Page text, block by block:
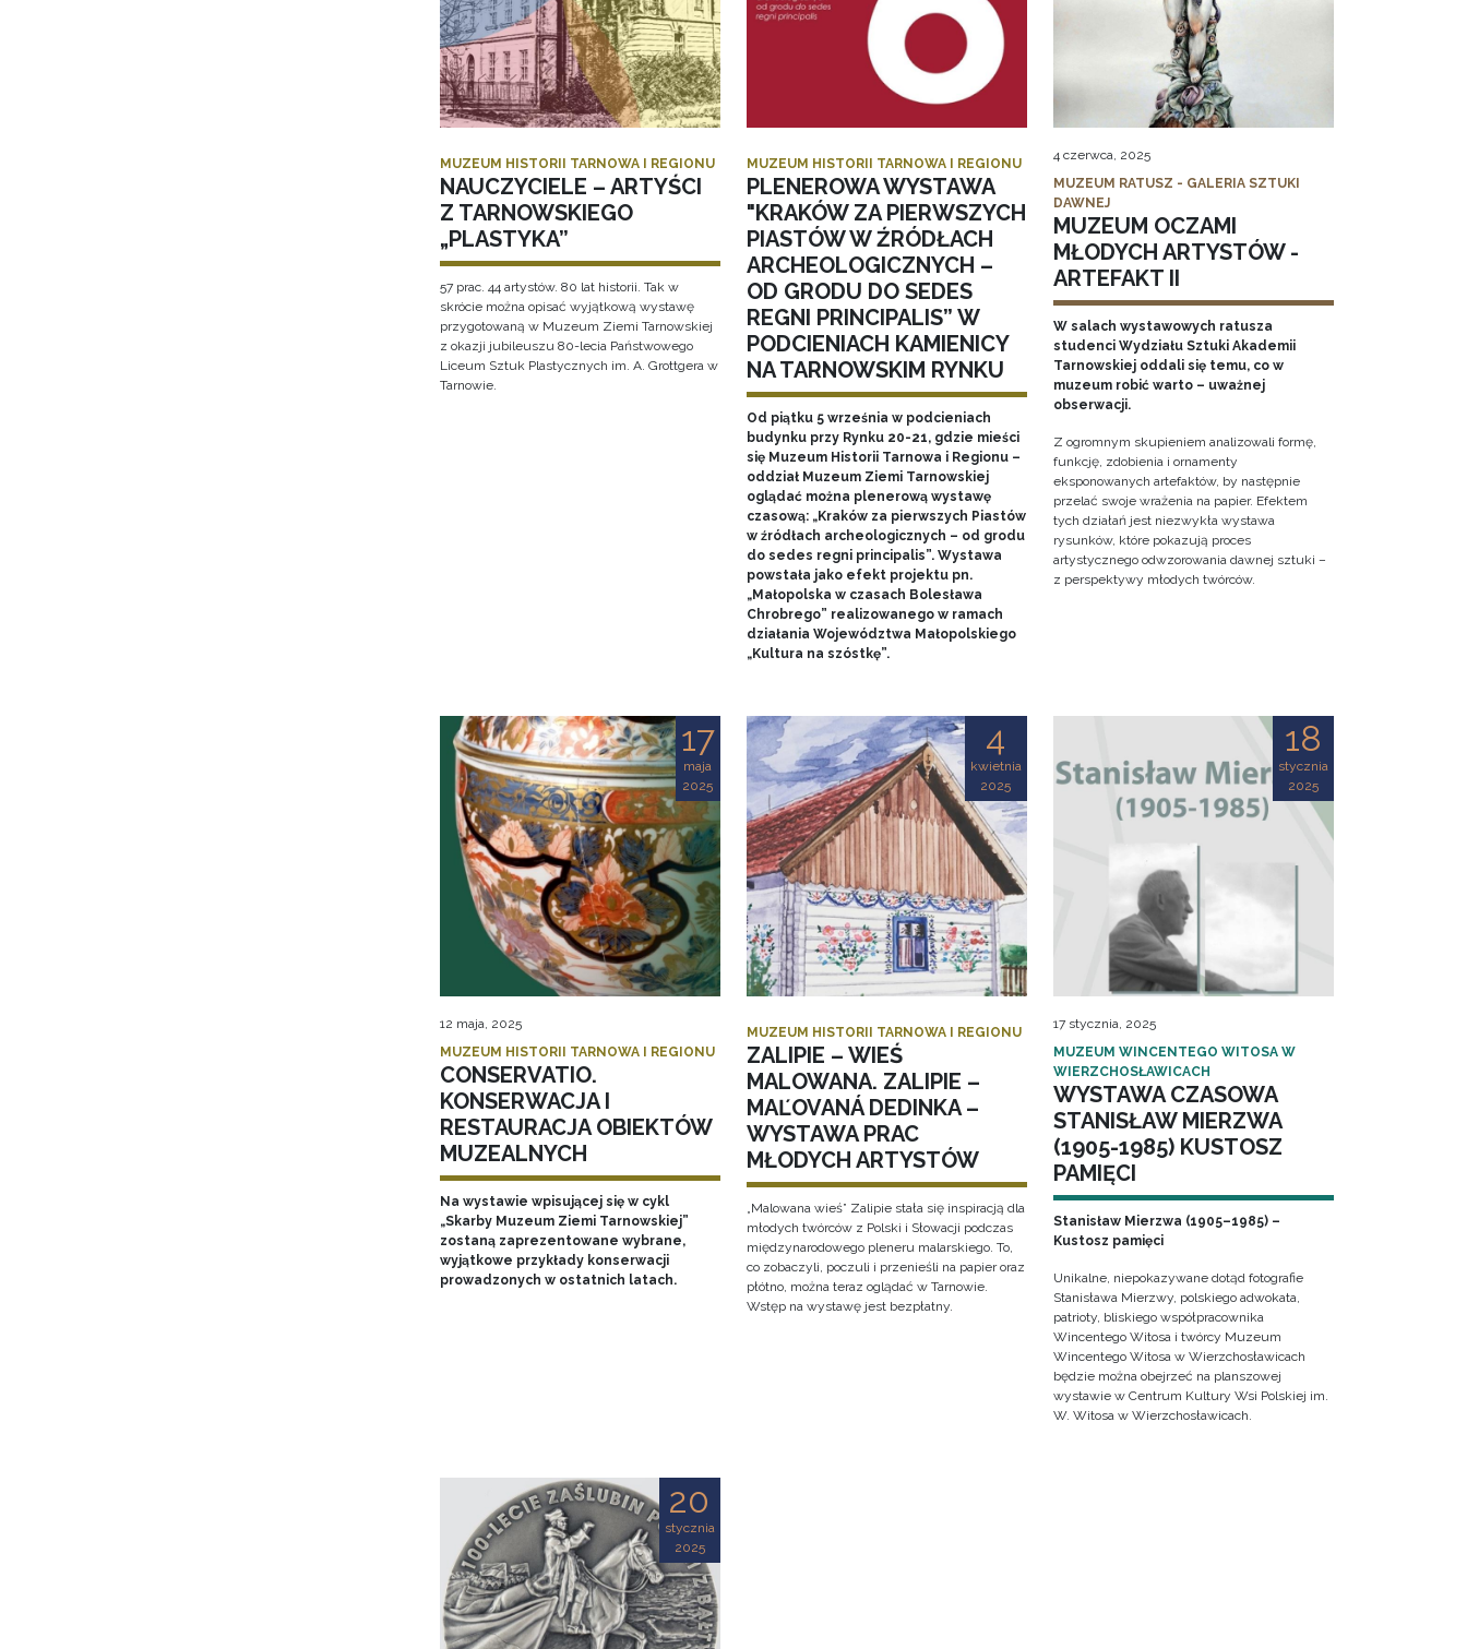
MUZEUM HISTORII TARNOWA I REGIONU
NAUCZYCIELE – ARTYŚCI
Z TARNOWSKIEGO
„PLASTYKA”
57 prac. 44 artystów. 80 lat historii. Tak w
skrócie można opisać wyjątkową wystawę
przygotowaną w Muzeum Ziemi Tarnowskiej
z okazji jubileuszu 80-lecia Państwowego
Liceum Sztuk Plastycznych im. A. Grottgera w
Tarnowie.
MUZEUM HISTORII TARNOWA I REGIONU
PLENEROWA WYSTAWA
"KRAKÓW ZA PIERWSZYCH
PIASTÓW W ŹRÓDŁACH
ARCHEOLOGICZNYCH –
OD GRODU DO SEDES
REGNI PRINCIPALIS” W
PODCIENIACH KAMIENICY
NA TARNOWSKIM RYNKU
Od piątku 5 września w podcieniach
budynku przy Rynku 20-21, gdzie mieści
się Muzeum Historii Tarnowa i Regionu –
oddział Muzeum Ziemi Tarnowskiej
oglądać można plenerową wystawę
czasową: „Kraków za pierwszych Piastów
w źródłach archeologicznych – od grodu
do sedes regni principalis”. Wystawa
powstała jako efekt projektu pn.
„Małopolska w czasach Bolesława
Chrobrego” realizowanego w ramach
działania Województwa Małopolskiego
„Kultura na szóstkę”.
4 czerwca, 2025
MUZEUM RATUSZ - GALERIA SZTUKI
DAWNEJ
MUZEUM OCZAMI
MŁODYCH ARTYSTÓW -
ARTEFAKT II
W salach wystawowych ratusza
studenci Wydziału Sztuki Akademii
Tarnowskiej oddali się temu, co w
muzeum robić warto – uważnej
obserwacji.
Z ogromnym skupieniem analizowali formę,
funkcję, zdobienia i ornamenty
eksponowanych artefaktów, by następnie
przelać swoje wrażenia na papier. Efektem
tych działań jest niezwykła wystawa
rysunków, które pokazują proces
artystycznego odwzorowania dawnej sztuki –
z perspektywy młodych twórców.
17
maja
2025
12 maja, 2025
MUZEUM HISTORII TARNOWA I REGIONU
CONSERVATIO.
KONSERWACJA I
RESTAURACJA OBIEKTÓW
MUZEALNYCH
Na wystawie wpisującej się w cykl
„Skarby Muzeum Ziemi Tarnowskiej”
zostaną zaprezentowane wybrane,
wyjątkowe przykłady konserwacji
prowadzonych w ostatnich latach.
4
kwietnia
2025
MUZEUM HISTORII TARNOWA I REGIONU
ZALIPIE – WIEŚ
MALOWANA. ZALIPIE –
MAĽOVANÁ DEDINKA –
WYSTAWA PRAC
MŁODYCH ARTYSTÓW
„Malowana wieś” Zalipie stała się inspiracją dla
młodych twórców z Polski i Słowacji podczas
międzynarodowego pleneru malarskiego. To,
co zobaczyli, poczuli i przenieśli na papier oraz
płótno, można teraz oglądać w Tarnowie.
Wstęp na wystawę jest bezpłatny.
18
stycznia
2025
17 stycznia, 2025
MUZEUM WINCENTEGO WITOSA W
WIERZCHOSŁAWICACH
WYSTAWA CZASOWA
STANISŁAW MIERZWA
(1905-1985) KUSTOSZ
PAMIĘCI
Stanisław Mierzwa (1905–1985) –
Kustosz pamięci
Unikalne, niepokazywane dotąd fotografie
Stanisława Mierzwy, polskiego adwokata,
patrioty, bliskiego współpracownika
Wincentego Witosa i twórcy Muzeum
Wincentego Witosa w Wierzchosławicach
będzie można obejrzeć na planszowej
wystawie w Centrum Kultury Wsi Polskiej im.
W. Witosa w Wierzchosławicach.
20
stycznia
2025